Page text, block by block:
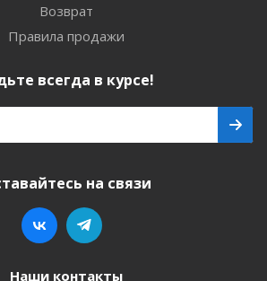
Возврат
Правила продажи
всегда в курсе!
на связи
Наши контакты